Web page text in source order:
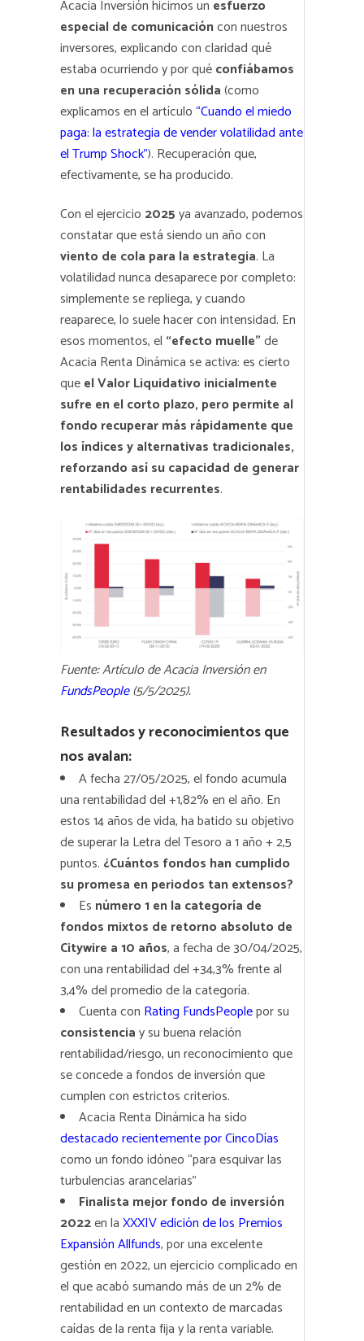
Acacia Inversión hicimos un esfuerzo
especial de comunicacióncon nuestros
inversores, explicando con claridad qué
estaba ocurriendo y por quéconfiábamos
en una recuperación sólida(como
explicamos en el artículo“Cuando el miedo
paga: la estrategia de vender volatilidad ante
el Trump Shock”). Recuperación que,
efectivamente, se ha producido.
Con el ejercicio 2025ya avanzado, podemos
constatar que está siendo un año con
viento de cola para la estrategia. La
volatilidad nunca desaparece por completo:
simplemente se repliega, y cuando
reaparece, lo suele hacer con intensidad. En
esos momentos, el “efecto muelle”de
Acacia Renta Dinámica se activa: es cierto
queel Valor Liquidativo inicialmente
sufre en el corto plazo, pero permite al
fondo recuperar más rápidamente que
los índices y alternativas tradicionales,
reforzando así su capacidad de generar
rentabilidades recurrentes.
Fuente: Artículo de Acacia Inversión en
FundsPeople(5/5/2025).
Resultados y reconocimientos que
nos avalan:
A fecha 27/05/2025, el fondo acumula
una rentabilidad del +1,82% en el año. En
estos 14 años de vida, ha batido su objetivo
de superar la Letra del Tesoro a 1 año + 2,5
puntos. ¿Cuántos fondos han cumplido
su promesa en periodos tan extensos?
Es número 1 en la categoría de
fondos mixtos de retorno absoluto de
Citywire a 10 años, a fecha de 30/04/2025,
con una rentabilidad del +34,3% frente al
3,4% del promedio de la categoría.
Cuenta con Rating FundsPeoplepor su
consistenciay su buena relación
rentabilidad/riesgo, un reconocimiento que
se concede a fondos de inversión que
cumplen con estrictos criterios.
Acacia Renta Dinámica ha sido
destacado recientemente por CincoDías
como un fondo idóneo “para esquivar las
turbulencias arancelarias”
Finalista mejor fondo de inversión
2022en laXXXIV edición de los Premios
Expansión Allfunds, por una excelente
gestión en 2022, un ejercicio complicado en
el que acabó sumando más de un 2% de
rentabilidad en un contexto de marcadas
caídas de la renta fija y la renta variable.